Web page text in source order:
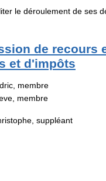
le déroulement de ses
de recours
et d'impôts
membre
membre
suppléant